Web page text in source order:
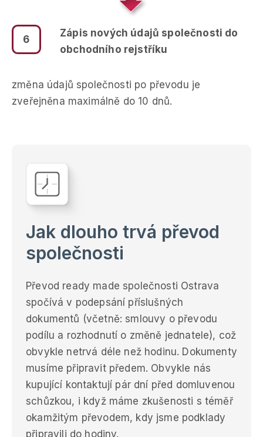
6
Zápis nových údajů společnosti do
obchodního rejstříku
změna údajů společnosti po převodu je
zveřejněna maximálně do 10 dnů.
Jak dlouho trvá převod
společnosti
Převod ready made společnosti Ostrava
spočívá v podepsání příslušných
dokumentů (včetně: smlouvy o převodu
podílu a rozhodnutí o změně jednatele), což
obvykle netrvá déle než hodinu. Dokumenty
musíme připravit předem. Obvykle nás
kupující kontaktují pár dní před domluvenou
schůzkou, i když máme zkušenosti s téměř
okamžitým převodem, kdy jsme podklady
připravili do hodiny.